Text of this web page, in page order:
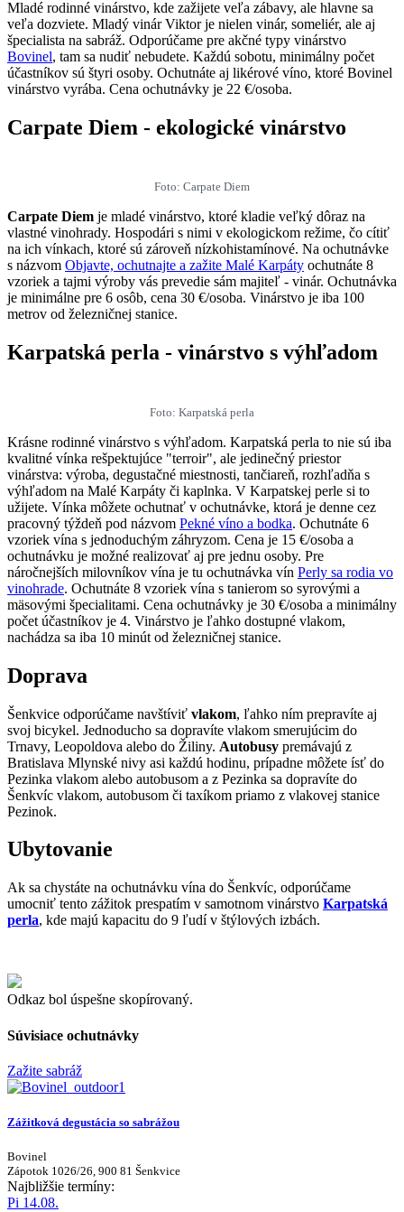
Mladé rodinné vinárstvo, kde zažijete veľa zábavy, ale hlavne sa
veľa dozviete. Mladý vinár Viktor je nielen vinár, someliér, ale aj
špecialista na sabráž. Odporúčame pre akčné typy vinárstvo
Bovinel, tam sa nudiť nebudete. Každú sobotu, minimálny počet
účastníkov sú štyri osoby. Ochutnáte aj likérové víno, ktoré Bovinel
vinárstvo vyrába. Cena ochutnávky je 22 €/osoba.
Carpate Diem - ekologické vinárstvo
Foto: Carpate Diem
Carpate Diem je mladé vinárstvo, ktoré kladie veľký dôraz na
vlastné vinohrady. Hospodári s nimi v ekologickom režime, čo cítiť
na ich vínkach, ktoré sú zároveň nízkohistamínové. Na ochutnávke
s názvom Objavte, ochutnajte a zažite Malé Karpáty ochutnáte 8
vzoriek a tajmi výroby vás prevedie sám majiteľ - vinár. Ochutnávka
je minimálne pre 6 osôb, cena 30 €/osoba. Vinárstvo je iba 100
metrov od železničnej stanice.
Karpatská perla - vinárstvo s výhľadom
Foto: Karpatská perla
Krásne rodinné vinárstvo s výhľadom. Karpatská perla to nie sú iba
kvalitné vínka rešpektujúce "terroir", ale jedinečný priestor
vinárstva: výroba, degustačné miestnosti, tančiareň, rozhľadňa s
výhľadom na Malé Karpáty či kaplnka. V Karpatskej perle si to
užijete. Vínka môžete ochutnať v ochutnávke, ktorá je denne cez
pracovný týždeň pod názvom Pekné víno a bodka. Ochutnáte 6
vzoriek vína s jednoduchým záhryzom. Cena je 15 €/osoba a
ochutnávku je možné realizovať aj pre jednu osoby. Pre
náročnejších milovníkov vína je tu ochutnávka vín Perly sa rodia vo
vinohrade. Ochutnáte 8 vzoriek vína s tanierom so syrovými a
mäsovými špecialitami. Cena ochutnávky je 30 €/osoba a minimálny
počet účastníkov je 4. Vinárstvo je ľahko dostupné vlakom,
nachádza sa iba 10 minút od železničnej stanice.
Doprava
Šenkvice odporúčame navštíviť vlakom, ľahko ním prepravíte aj
svoj bicykel. Jednoducho sa dopravíte vlakom smerujúcim do
Trnavy, Leopoldova alebo do Žiliny. Autobusy premávajú z
Bratislava Mlynské nivy asi každú hodinu, prípadne môžete ísť do
Pezinka vlakom alebo autobusom a z Pezinka sa dopravíte do
Šenkvíc vlakom, autobusom či taxíkom priamo z vlakovej stanice
Pezinok.
Ubytovanie
Ak sa chystáte na ochutnávku vína do Šenkvíc, odporúčame
umocniť tento zážitok prespatím v samotnom vinárstvo Karpatská
perla, kde majú kapacitu do 9 ľudí v štýlových izbách.
Odkaz bol úspešne skopírovaný.
Súvisiace ochutnávky
Zažite sabráž
Zážitková degustácia so sabrážou
Bovinel
Zápotok 1026/26, 900 81 Šenkvice
Najbližšie termíny:
Pi 14.08.